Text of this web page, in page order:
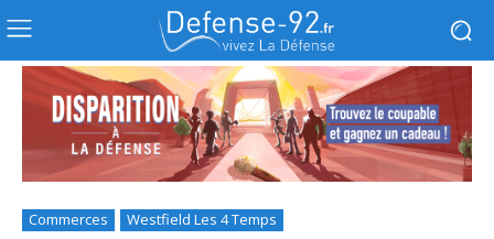
Commerces Westfield Les 4 Temps